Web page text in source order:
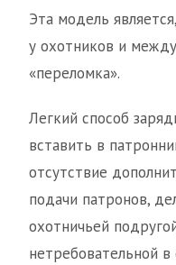
Эта модель
у охотников и
«переломка».
Легкий способ
вставить в
отсутствие
подачи патронов,
охотничьей
нетребовательной